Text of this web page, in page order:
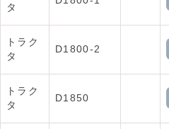
タ
トラク
タ
D1800-2
トラク
タ
D1850